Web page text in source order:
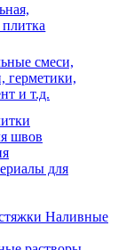
смеси,
герметики,
и т.д.
швов
для
Наливные